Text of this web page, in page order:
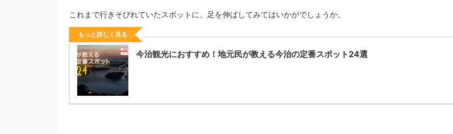
これまで行きそびれていたスポットに、足を伸ばしてみてはいかがでしょうか。
もっと詳しく見る
今治観光におすすめ！地元民が教える今治の定番スポット24選